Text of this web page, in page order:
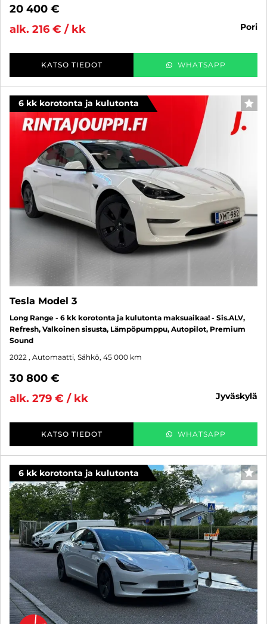
20 400 €
alk. 216 € / kk
pori
KATSO TIEDOT WHATSAPP
6 kk korotonta ja kulutonta
Tesla Model 3
Long Range - 6 kk korotonta ja kulutonta maksuaikaa! - Sis.ALV,
Refresh, Valkoinen sisusta, Lämpöpumppu, Autopilot, Premium
Sound
2022 , Automaatti, Sähkö, 45 000 km
30 800 €
alk. 279 € / kk
jyväskylä
KATSO TIEDOT WHATSAPP
6 kk korotonta ja kulutonta